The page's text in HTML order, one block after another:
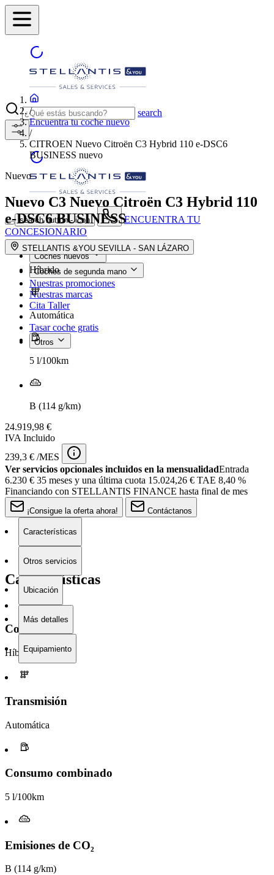
search
search button - icon
ENCUENTRA TU
CONCESIONARIO
Coches nuevos
Coches de segunda mano
Nuestras promociones
Nuestras marcas
Cita Taller
Tasar coche gratis
Otros
/
Encuentra tu coche nuevo
/
CITROEN Nuevo Citroën C3 Hybrid 110 e-DSC6
BUSINESS nuevo
Nuevo
Nuevo C3 Nuevo Citroën C3 Hybrid 110
e-DSC6 BUSINESS
STELLANTIS &YOU SEVILLA - SAN LÁZARO
Híbrido
Automática
5 l/100km
B (114 g/km)
24.919,98 €
IVA Incluido
239,3 € /MES
Ver servicios opcionales incluidos en la mensualidadEntrada
6.230 € 35 meses y una última cuota 15.024,26 € TAE 8,40 %
Financiando con STELLANTIS FINANCE hasta final de mes
¡Consigue la oferta ahora! Contáctanos
Características
Otros servicios
Ubicación
Más detalles
Equipamiento
Características
Combustible
Híbrido
Transmisión
Automática
Consumo combinado
5 l/100km
Emisiones de CO₂
B (114 g/km)